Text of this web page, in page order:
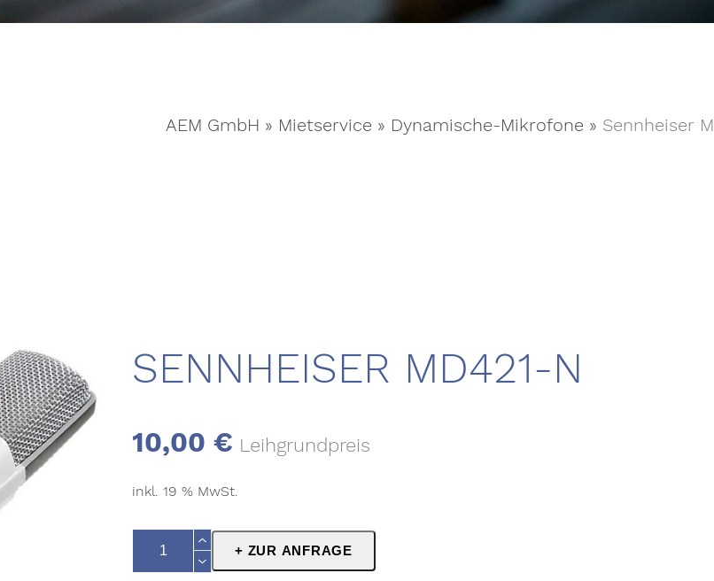
AEM GmbH » Mietservice » Dynamische-Mikrofone » Sennheiser
SENNHEISER MD421-N
10,00 € Leihgrundpreis
inkl. 19 % MwSt.
Sennheiser
MD421-
+ ZUR ANFRAGE